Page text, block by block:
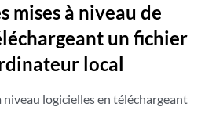
mises à niveau de
un fichier
local
niveau logicielles en téléchargeant